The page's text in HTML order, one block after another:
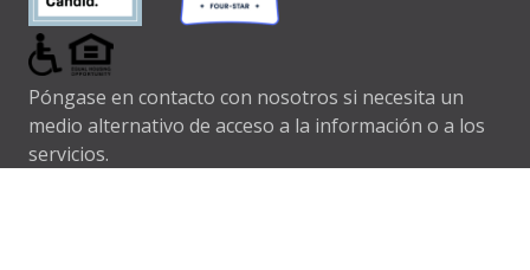
Póngase en contacto con nosotros si necesita un
medio alternativo de acceso a la información o a los
servicios.